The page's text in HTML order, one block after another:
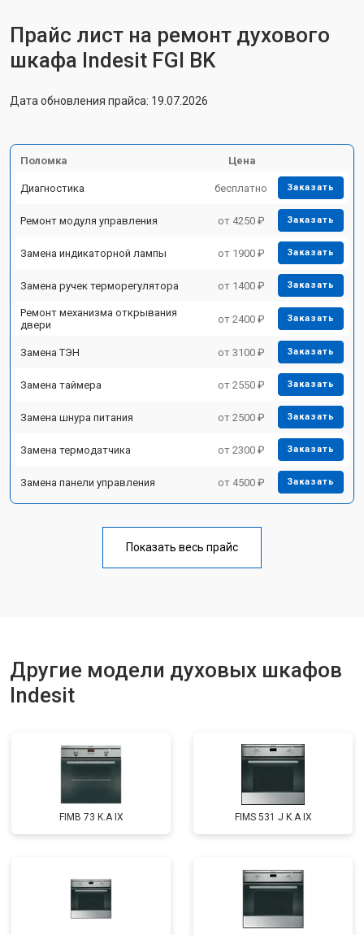
Прайс лист на ремонт духового
шкафа Indesit FGI BK
Дата обновления прайса: 19.07.2026
Поломка Цена
Диагностика бесплатно Заказать
Ремонт модуля управления от 4250 ₽ Заказать
Замена индикаторной лампы от 1900 ₽ Заказать
Замена ручек терморегулятора от 1400 ₽ Заказать
Ремонт механизма открывания
двери
от 2400 ₽ Заказать
Замена ТЭН от 3100 ₽ Заказать
Замена таймера от 2550 ₽ Заказать
Замена шнура питания от 2500 ₽ Заказать
Замена термодатчика от 2300 ₽ Заказать
Замена панели управления от 4500 ₽ Заказать
Показать весь прайс
Другие модели духовых шкафов
Indesit
FIMB 73 K.A IX FIMS 531 J K.A IX